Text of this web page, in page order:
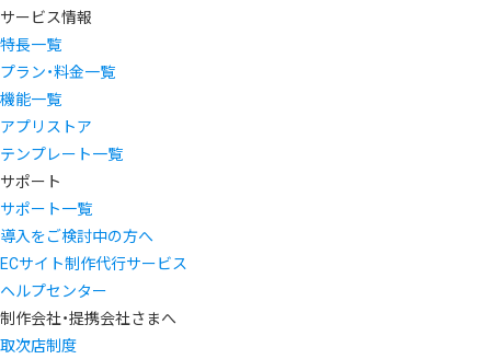
サービス情報
特長一覧
プラン・料金一覧
機能一覧
アプリストア
テンプレート一覧
サポート
サポート一覧
導入をご検討中の方へ
ECサイト制作代行サービス
ヘルプセンター
制作会社・提携会社さまへ
取次店制度